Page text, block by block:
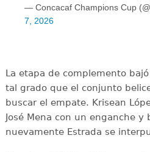
— Concacaf Champions Cup
7, 2026
La etapa de complemento
tal grado que el conjunto
buscar el empate. Krisean
José Mena con un enganche y
nuevamente Estrada se